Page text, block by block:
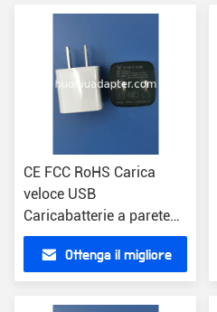
CE FCC RoHS Carica
veloce USB
Caricabatterie a parete
5V Uscita Compatibilità
universaleOttenga il migliore